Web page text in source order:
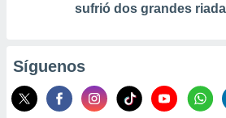
sufrió dos grandes
Síguenos